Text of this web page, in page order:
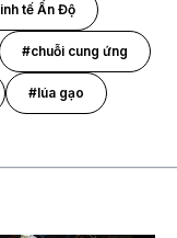
tế Ấn Độ
#chuỗi cung ứng
#lúa gạo